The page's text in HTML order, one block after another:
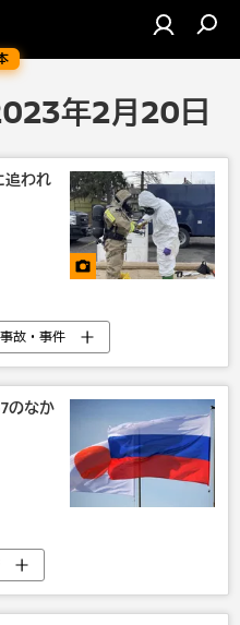
年2月20日
われ
故・事件
のなか